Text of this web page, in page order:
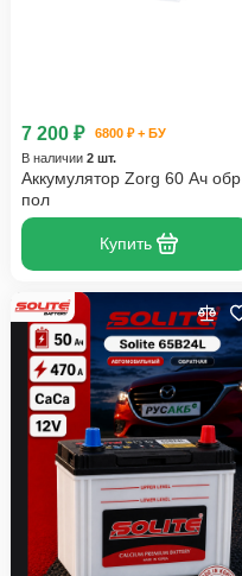
7 200 ₽
6800 ₽ + БУ
В наличии 2 шт.
Аккумулятор Zorg 60 Ач обр
пол
Купить